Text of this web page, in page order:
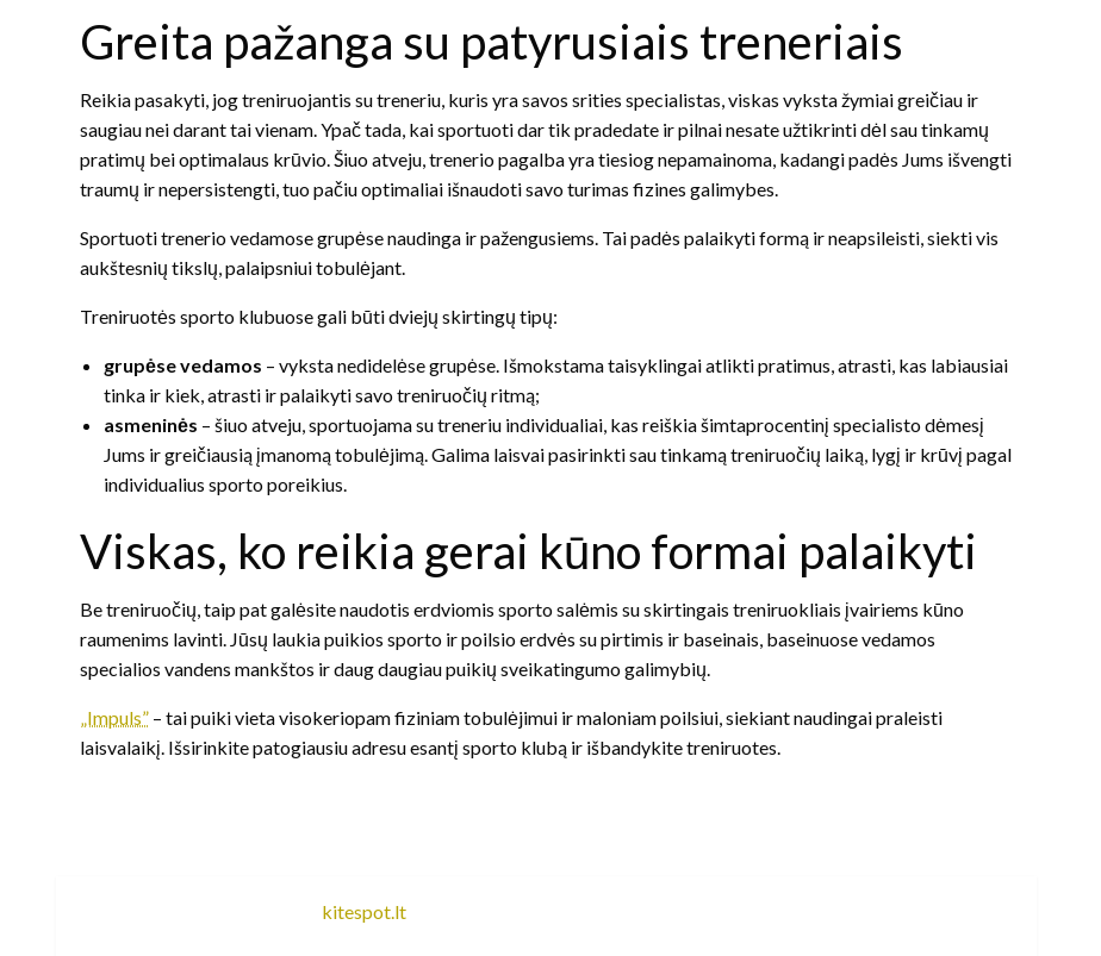
Greita pažanga su patyrusiais treneriais
Reikia pasakyti, jog treniruojantis su treneriu, kuris yra savos srities specialistas, viskas vyksta žymiai greičiau ir
saugiau nei darant tai vienam. Ypač tada, kai sportuoti dar tik pradedate ir pilnai nesate užtikrinti dėl sau tinkamų
pratimų bei optimalaus krūvio. Šiuo atveju, trenerio pagalba yra tiesiog nepamainoma, kadangi padės Jums išvengti
traumų ir nepersistengti, tuo pačiu optimaliai išnaudoti savo turimas fizines galimybes.
Sportuoti trenerio vedamose grupėse naudinga ir pažengusiems. Tai padės palaikyti formą ir neapsileisti, siekti vis
aukštesnių tikslų, palaipsniui tobulėjant.
Treniruotės sporto klubuose gali būti dviejų skirtingų tipų:
grupėse vedamos – vyksta nedidelėse grupėse. Išmokstama taisyklingai atlikti pratimus, atrasti, kas labiausiai
tinka ir kiek, atrasti ir palaikyti savo treniruočių ritmą;
asmeninės – šiuo atveju, sportuojama su treneriu individualiai, kas reiškia šimtaprocentinį specialisto dėmesį
Jums ir greičiausią įmanomą tobulėjimą. Galima laisvai pasirinkti sau tinkamą treniruočių laiką, lygį ir krūvį pagal
individualius sporto poreikius.
Viskas, ko reikia gerai kūno formai palaikyti
Be treniruočių, taip pat galėsite naudotis erdviomis sporto salėmis su skirtingais treniruokliais įvairiems kūno
raumenims lavinti. Jūsų laukia puikios sporto ir poilsio erdvės su pirtimis ir baseinais, baseinuose vedamos
specialios vandens mankštos ir daug daugiau puikių sveikatingumo galimybių.
„Impuls” – tai puiki vieta visokeriopam fiziniam tobulėjimui ir maloniam poilsiui, siekiant naudingai praleisti
laisvalaikį. Išsirinkite patogiausiu adresu esantį sporto klubą ir išbandykite treniruotes.
kitespot.lt